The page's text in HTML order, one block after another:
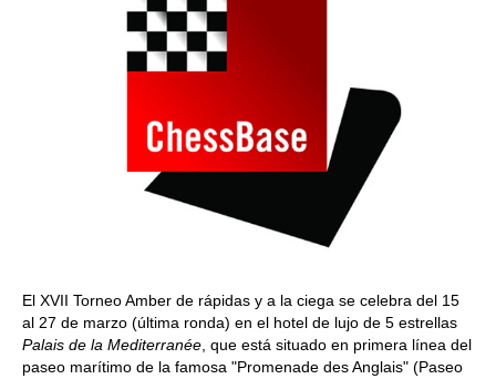
El XVII Torneo Amber de rápidas y a la ciega se celebra del 15
al 27 de marzo (última ronda) en el hotel de lujo de 5 estrellas
Palais de la Mediterranée , que está situado en primera línea del
paseo marítimo de la famosa "Promenade des Anglais" (Paseo